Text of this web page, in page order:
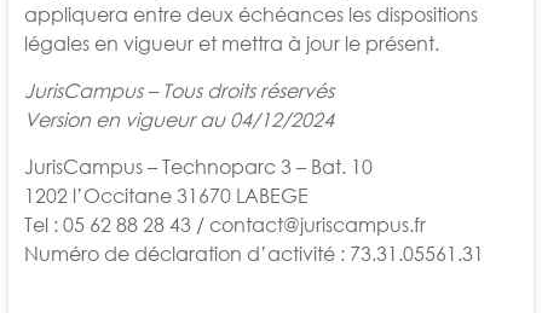
appliquera entre deux échéances les dispositions
légales en vigueur et mettra à jour le présent.
JurisCampus – Tous droits réservés
Version en vigueur au 04/12/2024
JurisCampus – Technoparc 3 – Bat. 10
1202 l’Occitane 31670 LABEGE
Tel : 05 62 88 28 43 / contact@juriscampus.fr
Numéro de déclaration d’activité : 73.31.05561.31